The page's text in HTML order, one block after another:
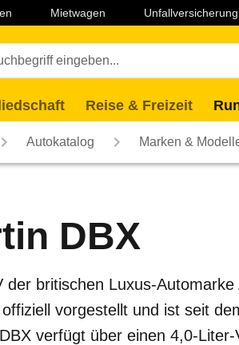
Mietwagen Unfallversicherung
Reise & Freizeit
Autokatalog Marken &
DBX
der britischen Luxus-
vorgestellt und ist seit
verfügt über einen 4,0-